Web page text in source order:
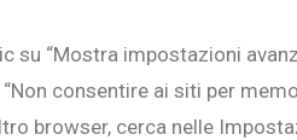
su “Mostra impostazioni
consentire ai siti per
browser, cerca nelle